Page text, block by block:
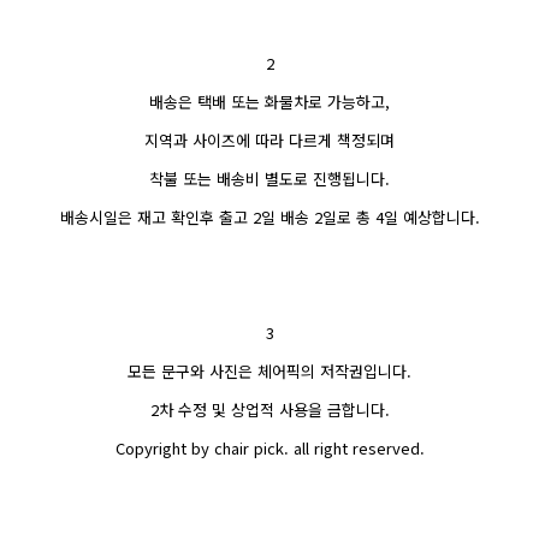
2
배송은 택배 또는 화물차로 가능하고,
지역과 사이즈에 따라 다르게 책정되며
착불 또는 배송비 별도로 진행됩니다.
배송시일은 재고 확인후 출고 2일 배송 2일로 총 4일 예상합니다.
3
모든 문구와 사진은 체어픽의 저작권입니다.
2차 수정 및 상업적 사용을 금합니다.
Copyright by chair pick. all right reserved.